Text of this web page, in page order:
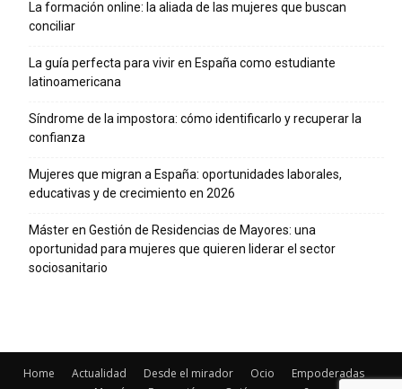
La formación online: la aliada de las mujeres que buscan
conciliar
La guía perfecta para vivir en España como estudiante
latinoamericana
Síndrome de la impostora: cómo identificarlo y recuperar la
confianza
Mujeres que migran a España: oportunidades laborales,
educativas y de crecimiento en 2026
Máster en Gestión de Residencias de Mayores: una
oportunidad para mujeres que quieren liderar el sector
sociosanitario
Home Actualidad Desde el mirador Ocio
Empoderadas